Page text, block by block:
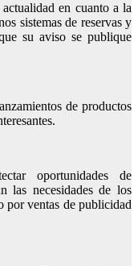
en cuanto a la
sistemas de reservas y
su aviso se publique
de productos
oportunidades de
las necesidades de los
por ventas de publicidad